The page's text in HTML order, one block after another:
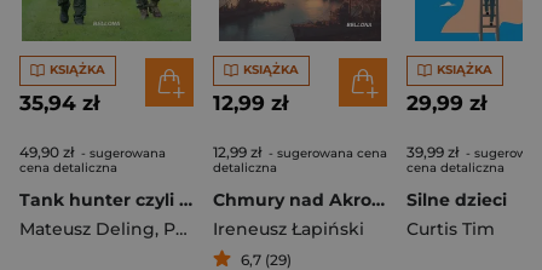
KSIĄŻKA
35,94 zł
49,90 zł - sugerowana
cena detaliczna
Tank hunter czyli jak wykopać sobie czołg
Mateusz Deling, Przemek Budzich
KSIĄŻKA
12,99 zł
12,99 zł - sugerowana cena
detaliczna
Chmury nad Akropolem
Ireneusz Łapiński
6,7 (29)
KSIĄŻKA
29,99 zł
39,99 zł -
cena detaliczna
Silne dzieci
Curtis Tim